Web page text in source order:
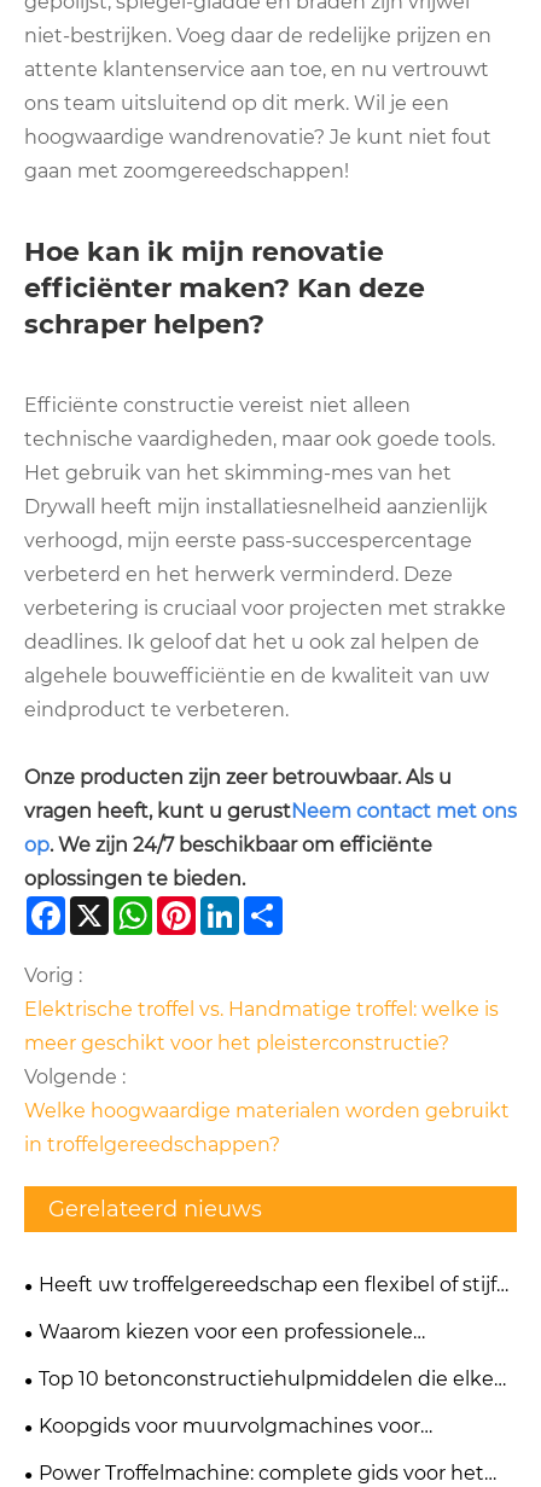
niet-bestrijken. Voeg daar de redelijke prijzen en
attente klantenservice aan toe, en nu vertrouwt
ons team uitsluitend op dit merk. Wil je een
hoogwaardige wandrenovatie? Je kunt niet fout
gaan met zoomgereedschappen!
Hoe kan ik mijn renovatie
efficiënter maken? Kan deze
schraper helpen?
Efficiënte constructie vereist niet alleen
technische vaardigheden, maar ook goede tools.
Het gebruik van het skimming-mes van het
Drywall heeft mijn installatiesnelheid aanzienlijk
verhoogd, mijn eerste pass-succespercentage
verbeterd en het herwerk verminderd. Deze
verbetering is cruciaal voor projecten met strakke
deadlines. Ik geloof dat het u ook zal helpen de
algehele bouwefficiëntie en de kwaliteit van uw
eindproduct te verbeteren.
Onze producten zijn zeer betrouwbaar. Als u
vragen heeft, kunt u gerustNeem contact met ons
op. We zijn 24/7 beschikbaar om efficiënte
oplossingen te bieden.
Facebook
X WhatsApp
PinterestLinkedIn
Vorig :
Elektrische troffel vs. Handmatige troffel: welke is
meer geschikt voor het pleisterconstructie?
Volgende :
Welke hoogwaardige materialen worden gebruikt
in troffelgereedschappen?
Gerelateerd nieuws
Heeft uw troffelgereedschap een flexibel of stijf
blad voor specifieke morteltypen?
Waarom kiezen voor een professionele
bouwgereedschapfabriek voor uw bedrijf?
Top 10 betonconstructiehulpmiddelen die elke
aannemer nodig heeft
Koopgids voor muurvolgmachines voor
elektriciens en bouwers
Power Troffelmachine: complete gids voor het